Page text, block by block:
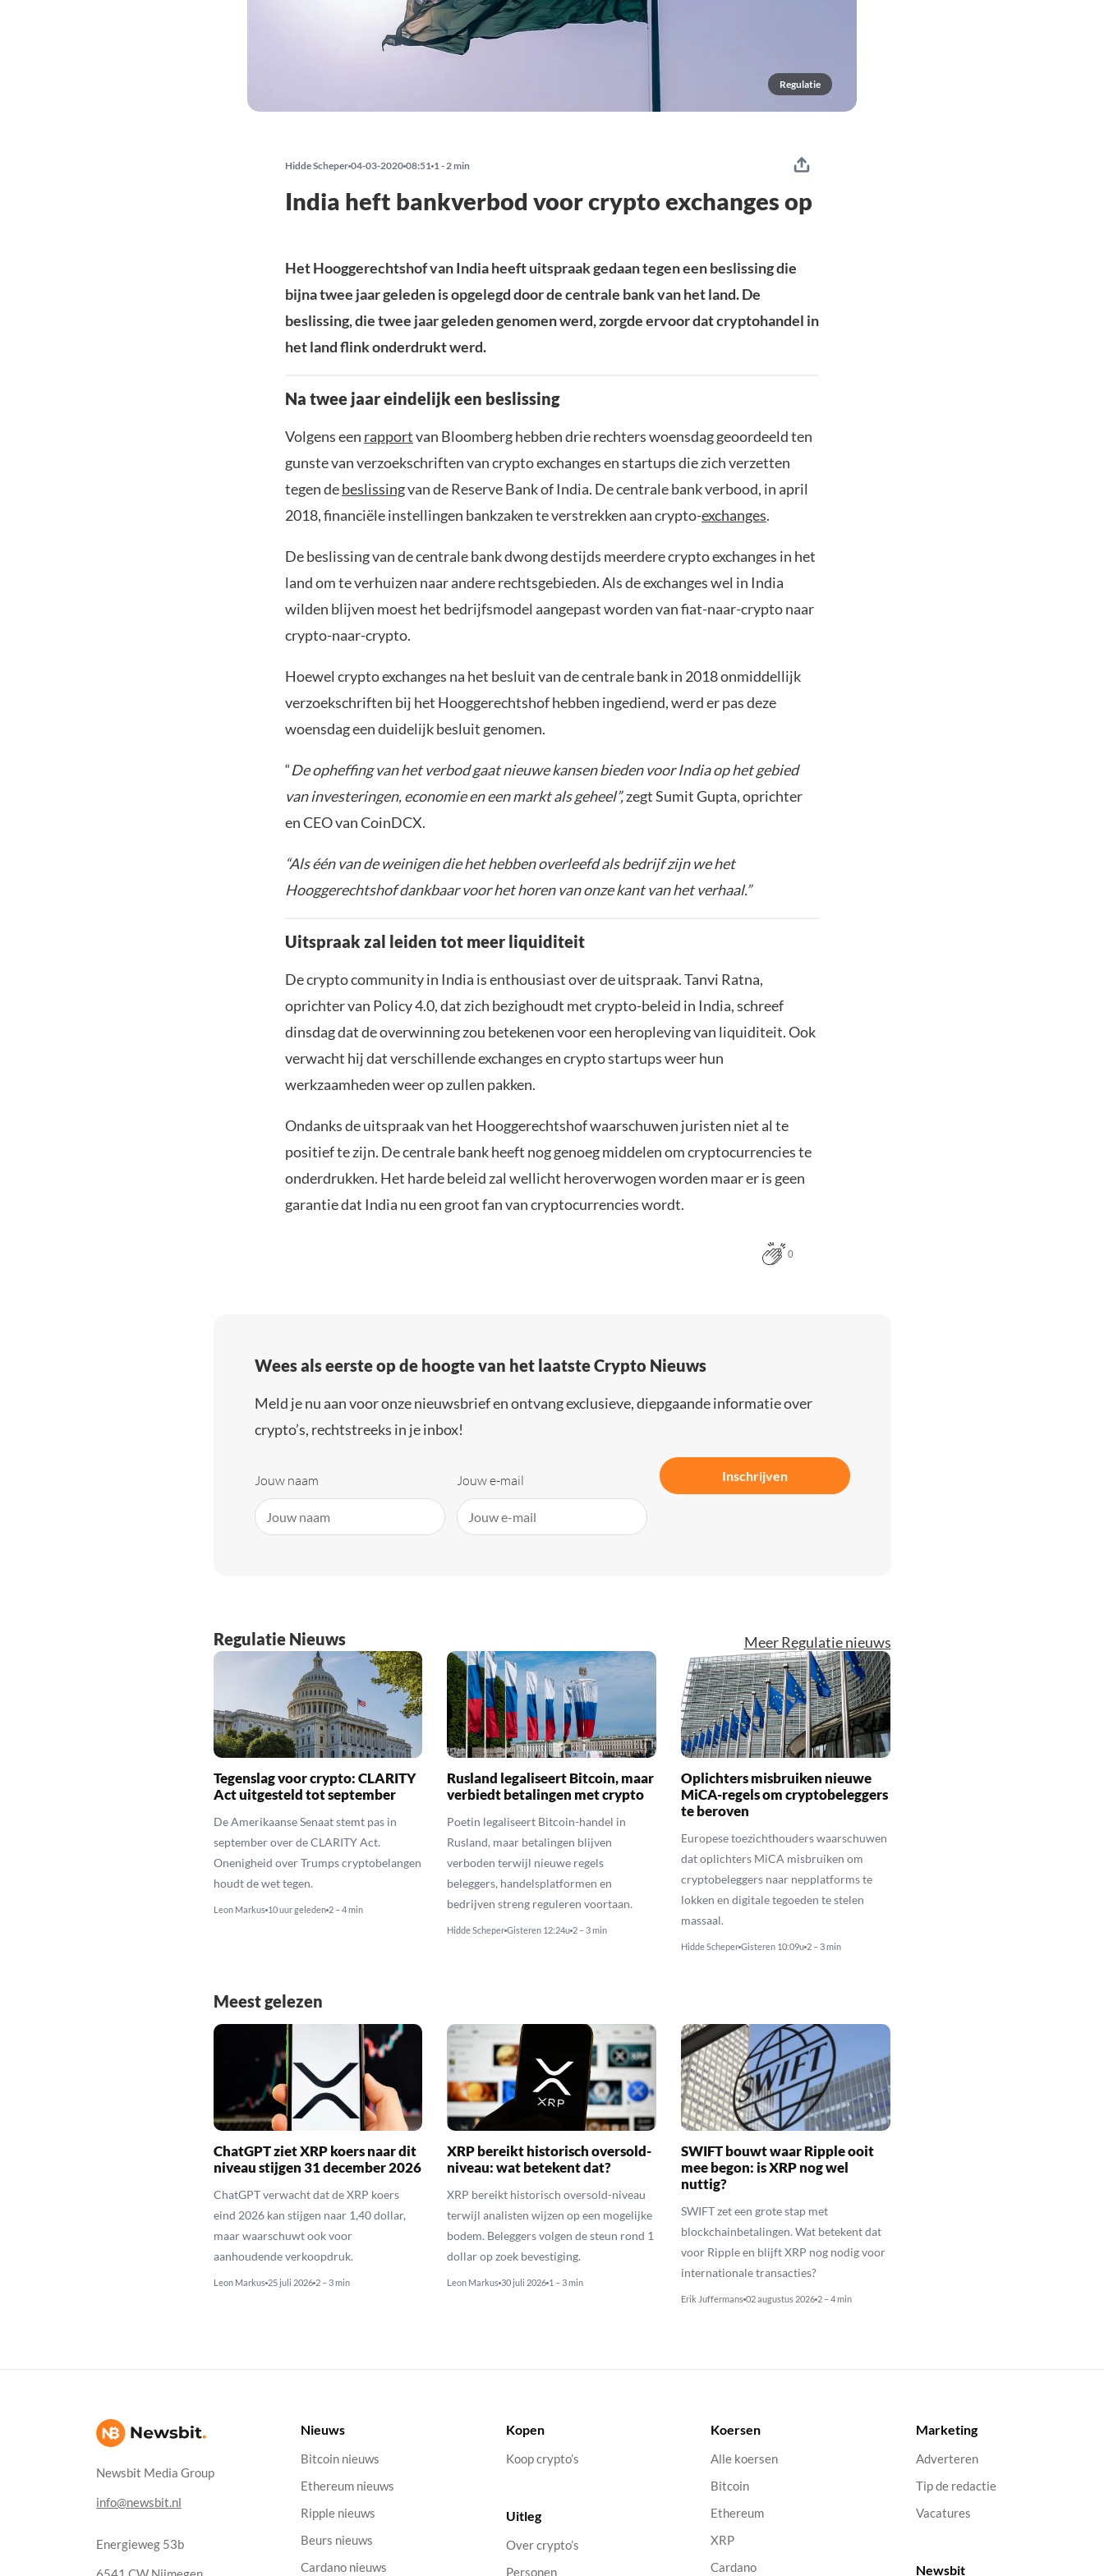
Regulatie
Hidde Scheper 04-03-2020 08:51 1 - 2 min
India heft bankverbod voor crypto exchanges op
Het Hooggerechtshof van India heeft uitspraak gedaan tegen een beslissing die
bijna twee jaar geleden is opgelegd door de centrale bank van het land. De
beslissing, die twee jaar geleden genomen werd, zorgde ervoor dat cryptohandel in
het land flink onderdrukt werd.
Na twee jaar eindelijk een beslissing
Volgens een rapportvan Bloomberg hebben drie rechters woensdag geoordeeld ten
gunste van verzoekschriften van crypto exchanges en startups die zich verzetten
tegen debeslissingvan de Reserve Bank of India. De centrale bank verbood, in april
2018, financiële instellingen bankzaken te verstrekken aan crypto-exchanges.
De beslissing van de centrale bank dwong destijds meerdere crypto exchanges in het
land om te verhuizen naar andere rechtsgebieden. Als de exchanges wel in India
wilden blijven moest het bedrijfsmodel aangepast worden van fiat-naar-crypto naar
crypto-naar-crypto.
Hoewel crypto exchanges na het besluit van de centrale bank in 2018 onmiddellijk
verzoekschriften bij het Hooggerechtshof hebben ingediend, werd er pas deze
woensdag een duidelijk besluit genomen.
“De opheffing van het verbod gaat nieuwe kansen bieden voor India op het gebied
van investeringen, economie en een markt als geheel”,zegt Sumit Gupta, oprichter
en CEO van CoinDCX.
“Als één van de weinigen die het hebben overleefd als bedrijf zijn we het
Hooggerechtshof dankbaar voor het horen van onze kant van het verhaal.”
Uitspraak zal leiden tot meer liquiditeit
De crypto community in India is enthousiast over de uitspraak. Tanvi Ratna,
oprichter van Policy 4.0, dat zich bezighoudt met crypto-beleid in India, schreef
dinsdag dat de overwinning zou betekenen voor een heropleving van liquiditeit. Ook
verwacht hij dat verschillende exchanges en crypto startups weer hun
werkzaamheden weer op zullen pakken.
Ondanks de uitspraak van het Hooggerechtshof waarschuwen juristen niet al te
positief te zijn. De centrale bank heeft nog genoeg middelen om cryptocurrencies te
onderdrukken. Het harde beleid zal wellicht heroverwogen worden maar er is geen
garantie dat India nu een groot fan van cryptocurrencies wordt.
0
Wees als eerste op de hoogte van het laatste Crypto Nieuws
Meld je nu aan voor onze nieuwsbrief en ontvang exclusieve, diepgaande informatie over
crypto’s, rechtstreeks in je inbox!
Jouw naam Jouw e-mail Inschrijven
Regulatie Nieuws Meer Regulatie nieuws
Tegenslag voor crypto: CLARITY
Act uitgesteld tot september
De Amerikaanse Senaat stemt pas in
september over de CLARITY Act.
Onenigheid over Trumps cryptobelangen
houdt de wet tegen.
Leon Markus 10 uur geleden 2 – 4 min
Rusland legaliseert Bitcoin, maar
verbiedt betalingen met crypto
Poetin legaliseert Bitcoin-handel in
Rusland, maar betalingen blijven
verboden terwijl nieuwe regels
beleggers, handelsplatformen en
bedrijven streng reguleren voortaan.
Hidde Scheper Gisteren 12:24u 2 – 3 min
Oplichters misbruiken nieuwe
MiCA-regels om cryptobeleggers
te beroven
Europese toezichthouders waarschuwen
dat oplichters MiCA misbruiken om
cryptobeleggers naar nepplatforms te
lokken en digitale tegoeden te stelen
massaal.
Hidde Scheper Gisteren 10:09u 2 – 3 min
Meest gelezen
ChatGPT ziet XRP koers naar dit
niveau stijgen 31 december 2026
ChatGPT verwacht dat de XRP koers
eind 2026 kan stijgen naar 1,40 dollar,
maar waarschuwt ook voor
aanhoudende verkoopdruk.
Leon Markus 25 juli 2026 2 – 3 min
XRP bereikt historisch oversold-
niveau: wat betekent dat?
XRP bereikt historisch oversold-niveau
terwijl analisten wijzen op een mogelijke
bodem. Beleggers volgen de steun rond 1
dollar op zoek bevestiging.
Leon Markus 30 juli 2026 1 – 3 min
SWIFT bouwt waar Ripple ooit
mee begon: is XRP nog wel
nuttig?
SWIFT zet een grote stap met
blockchainbetalingen. Wat betekent dat
voor Ripple en blijft XRP nog nodig voor
internationale transacties?
Erik Juffermans 02 augustus 2026 2 – 4 min
Newsbit Media Group
info@newsbit.nl
Energieweg 53b
Nieuws
Bitcoin nieuws
Ethereum nieuws
Ripple nieuws
Beurs nieuws
Cardano nieuws
Kopen
Koop crypto’s
Uitleg
Over crypto’s
Personen
Koersen
Alle koersen
Bitcoin
Ethereum
XRP
Cardano
Marketing
Adverteren
Tip de redactie
Vacatures
Newsbit